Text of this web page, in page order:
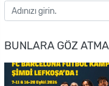
BUNLARA GÖZ